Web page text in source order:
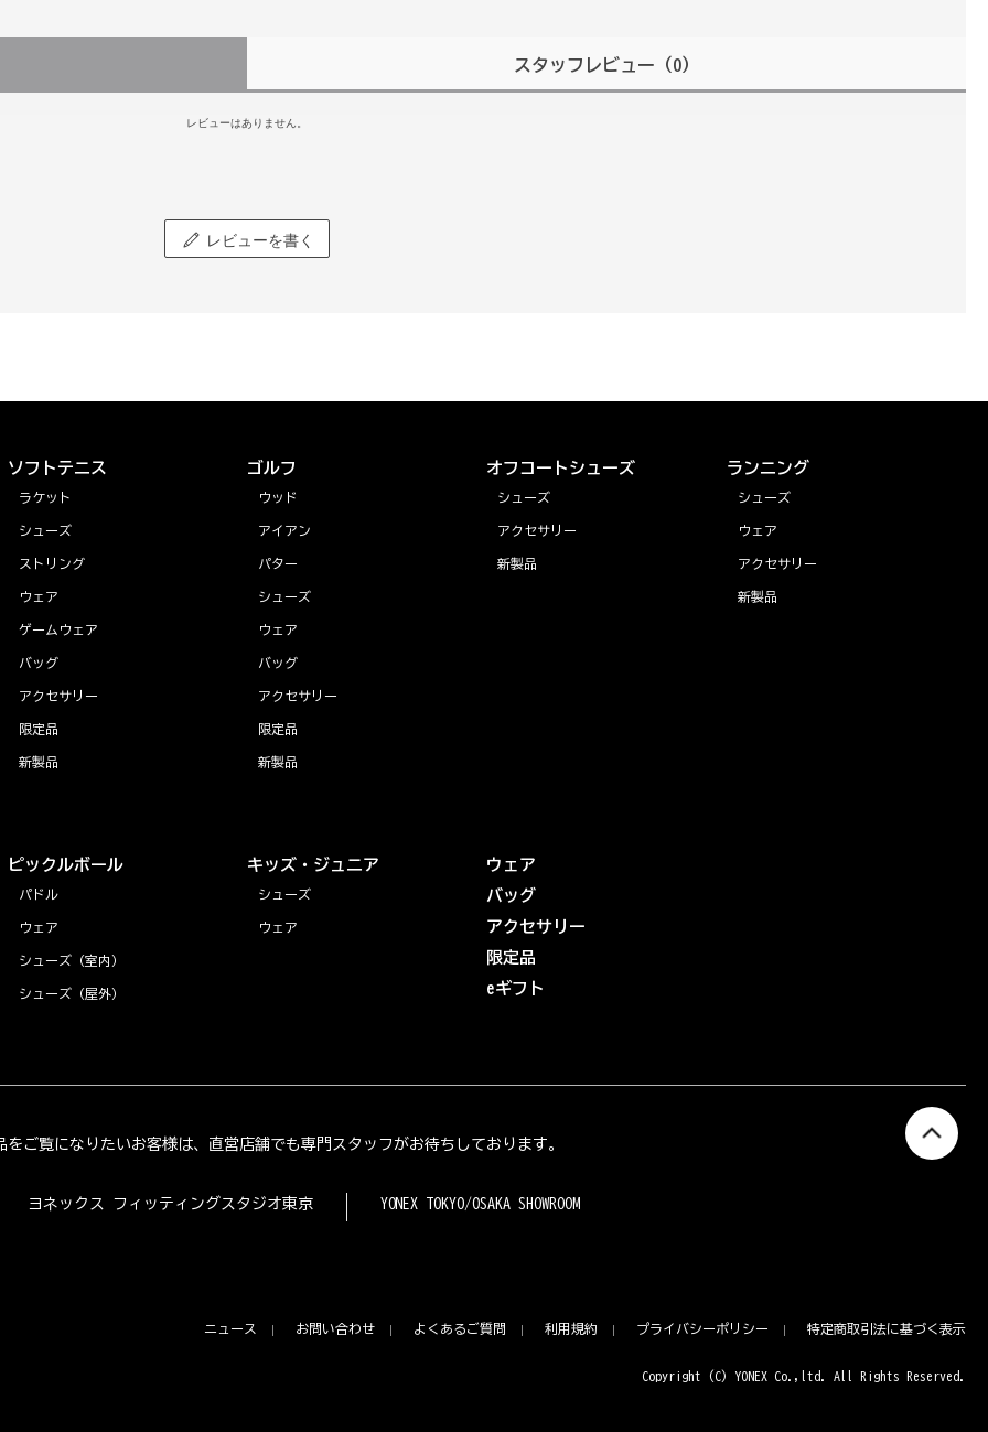
スタッフレビュー （0）
レビューはありません。
レビューを書く
ソフトテニス
ラケット
シューズ
ストリング
ウェア
ゲームウェア
バッグ
アクセサリー
限定品
新製品
ゴルフ
ウッド
アイアン
パター
シューズ
ウェア
バッグ
アクセサリー
限定品
新製品
オフコートシューズ
シューズ
アクセサリー
新製品
ランニング
シューズ
ウェア
アクセサリー
新製品
ピックルボール
パドル
ウェア
シューズ（室内）
シューズ（屋外）
キッズ・ジュニア
シューズ
ウェア
ウェア
バッグ
アクセサリー
限定品
eギフト
をご覧になりたいお客様は、直営店舗でも専門スタッフがお待ちしております。
ヨネックス フィッティングスタジオ東京 YONEX TOKYO/OSAKA SHOWROOM
ニュース お問い合わせ よくあるご質問 利用規約 プライバシーポリシー 特定商取引法に基づく表示
Copyright (C) YONEX Co.,ltd. All Rights Reserved.